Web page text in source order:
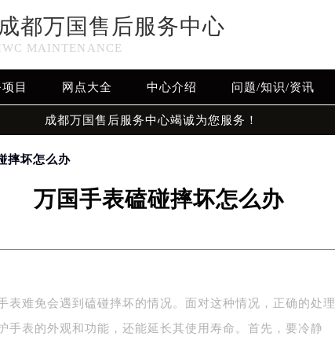
成都万国售后服务中心
MAINTENANCE
目 网点大全 中心介绍 问题/知识/资讯
成都万国售后服务中心竭诚为您服务！
摔坏怎么办
万国手表磕碰摔坏怎么办
表难免会遇到磕碰摔坏的情况。面对这种情况，正确的处理
手表的外观和功能，还能延长其使用寿命。首先，要冷静